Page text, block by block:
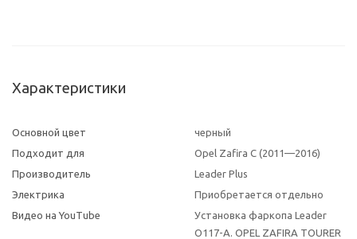
Характеристики
Основной цвет
черный
Подходит для
Opel Zafira C (2011—2016)
Производитель
Leader Plus
Электрика
Приобретается отдельно
Видео на YouTube
Установка фаркопа Leader
O117-A. OPEL ZAFIRA TOURER